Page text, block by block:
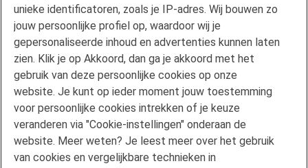
Actuele rente
Downloads
Kredietgids
Toegang aanvragen
Over Florius
Samenwerken met Florius
Pers
Nieuwsbrief
Volg ons op LinkedIn
unieke identificatoren, zoals je IP-adres. Wij bouwen zo
jouw persoonlijke profiel op, waardoor wij je
gepersonaliseerde inhoud en advertenties kunnen laten
zien. Klik je op Akkoord, dan ga je akkoord met het
gebruik van deze persoonlijke cookies op onze
website. Je kunt op ieder moment jouw toestemming
voor persoonlijke cookies intrekken of je keuze
veranderen via "Cookie-instellingen" onderaan de
website. Meer weten? Je leest meer over het gebruik
van cookies en vergelijkbare technieken in